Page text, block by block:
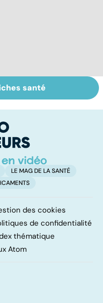
méningite : à
en
santé
LE MAG DE LA SANTÉ
des cookies
de confidentialité
thématique
Atom